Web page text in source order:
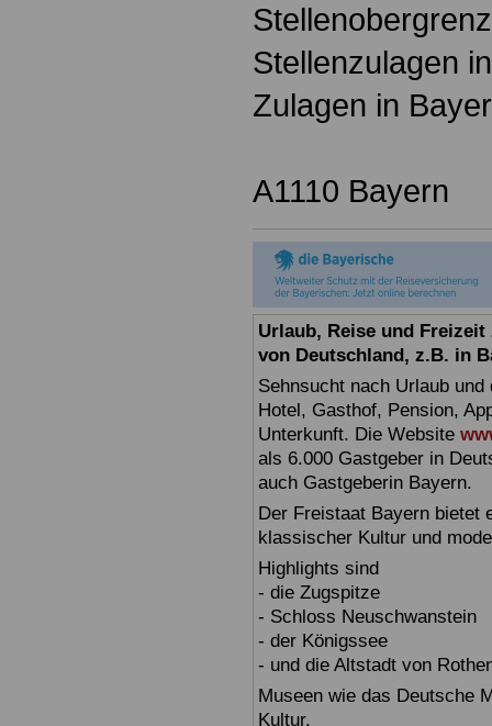
Stellenzulagen
Zulagen in
A1110 Bayern
Urlaub, Reise und
von Deutschland, z.B. in
Sehnsucht nach Urlaub
Hotel, Gasthof, Pension,
Unterkunft. Die Website
als 6.000 Gastgeber in
auch Gastgeberin Bayern.
Der Freistaat Bayern bietet
klassischer Kultur und
Highlights sind
- die Zugspitze
- Schloss Neuschwanstein
- der Königssee
- und die Altstadt von
Museen wie das Deutsche
Kultur.